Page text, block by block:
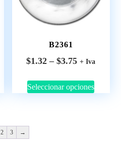
B2361
$1.32 – $3.75 + Iva
Seleccionar opciones
2 3 →